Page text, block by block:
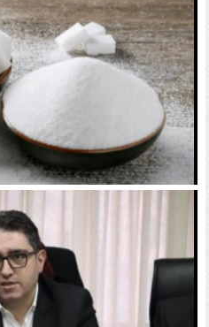
به ایران
تصمیم غافلگیرکننده دولت